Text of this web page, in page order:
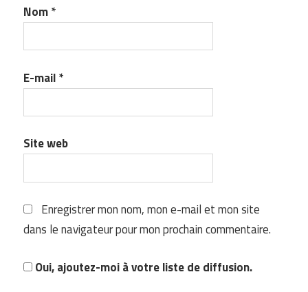
Nom*
E-mail*
Site web
Enregistrer mon nom, mon e-mail et mon site
dans le navigateur pour mon prochain commentaire.
Oui, ajoutez-moi à votre liste de diffusion.